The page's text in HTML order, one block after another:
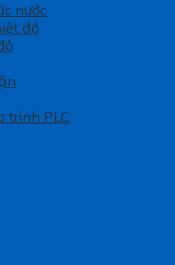
nước
độ
trình PLC